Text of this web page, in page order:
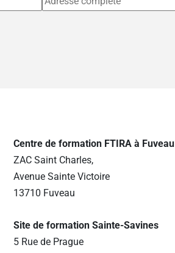
Centre de formation FTIRA à Fuveau
ZAC Saint Charles,
Avenue Sainte Victoire
13710 Fuveau
Site de formation Sainte-Savines
5 Rue de Prague